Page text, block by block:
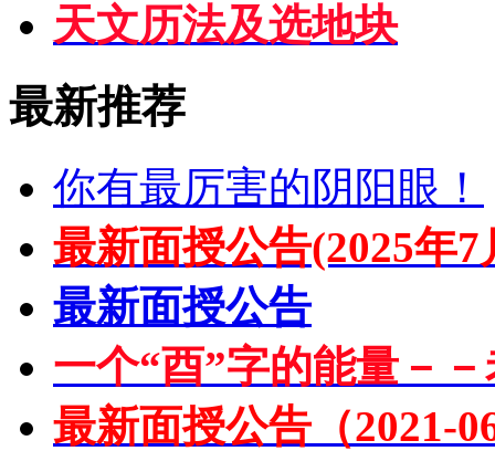
天文历法及选地块
最新推荐
你有最厉害的阴阳眼！
最新面授公告(2025年
最新面授公告
一个“酉”字的能量－
最新面授公告（2021-